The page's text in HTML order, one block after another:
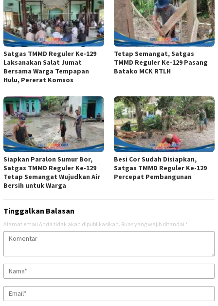
Satgas TMMD Reguler Ke-129
Laksanakan Salat Jumat
Bersama Warga Tempapan
Hulu, Pererat Komsos
Tetap Semangat, Satgas
TMMD Reguler Ke-129 Pasang
Batako MCK RTLH
Siapkan Paralon Sumur Bor,
Satgas TMMD Reguler Ke-129
Tetap Semangat Wujudkan Air
Bersih untuk Warga
Besi Cor Sudah Disiapkan,
Satgas TMMD Reguler Ke-129
Percepat Pembangunan
Tinggalkan Balasan
Alamat email Anda tidak akan dipublikasikan. Ruas yang wajib ditandai *